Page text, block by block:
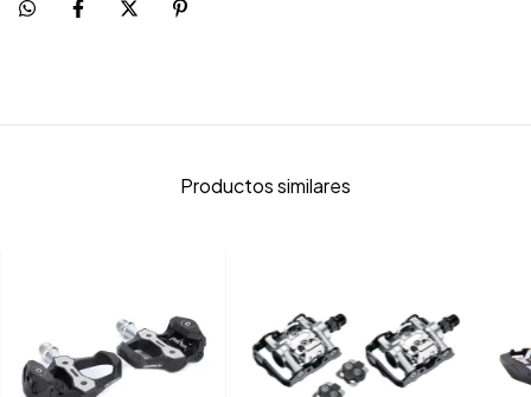
Productos similares